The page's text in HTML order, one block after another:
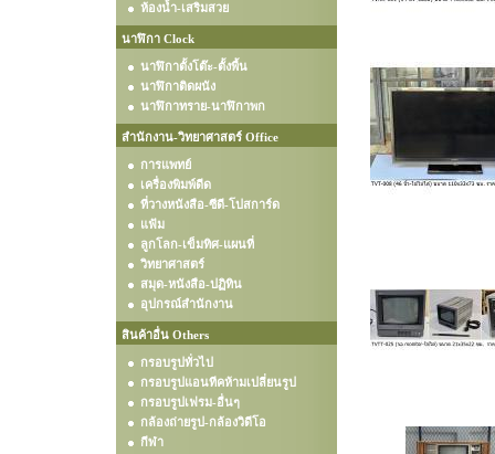
ห้องน้ำ-เสริมสวย
นาฬิกา Clock
นาฬิกาตั้งโต๊ะ-ตั้งพื้น
นาฬิกาติดผนัง
นาฬิกาทราย-นาฬิกาพก
สำนักงาน-วิทยาศาสตร์ Office
การแพทย์
เครื่องพิมพ์ดีด
ที่วางหนังสือ-ซีดี-โปสการ์ด
แฟ้ม
ลูกโลก-เข็มทิศ-แผนที่
วิทยาศาสตร์
สมุด-หนังสือ-ปฏิทิน
อุปกรณ์สำนักงาน
สินค้าอื่น Others
กรอบรูปทั่วไป
กรอบรูปแอนทีคห้ามเปลี่ยนรูป
กรอบรูปเฟรม-อื่นๆ
กล้องถ่ายรูป-กล้องวิดีโอ
กีฬา